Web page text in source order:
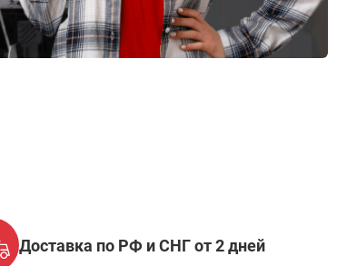
Доставка по РФ и СНГ от 2 дней